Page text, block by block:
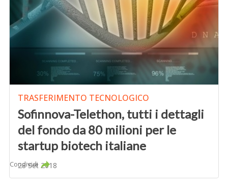
TRASFERIMENTO TECNOLOGICO
Sofinnova-Telethon, tutti i dettagli
del fondo da 80 milioni per le
startup biotech italiane
28 Set 2018
Condividi